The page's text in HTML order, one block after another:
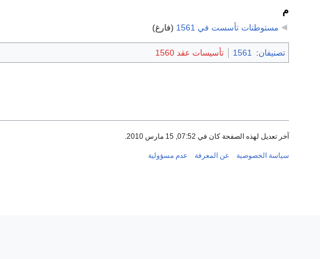
م
مستوطنات تأسست في 1561 (فارغ)
تصنيفان:
1561 تأسيسات عقد 1560
آخر تعديل لهذه الصفحة كان في 07:52, 15 مارس 2010.
سياسة الخصوصية عن المعرفة عدم مسؤولية